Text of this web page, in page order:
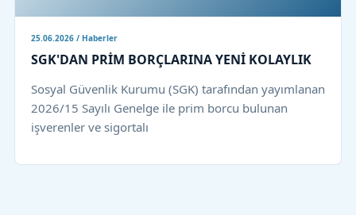
25.06.2026 / Haberler
SGK'DAN PRİM BORÇLARINA YENİ KOLAYLIK
Sosyal Güvenlik Kurumu (SGK) tarafından yayımlanan
2026/15 Sayılı Genelge ile prim borcu bulunan
işverenler ve sigortalı